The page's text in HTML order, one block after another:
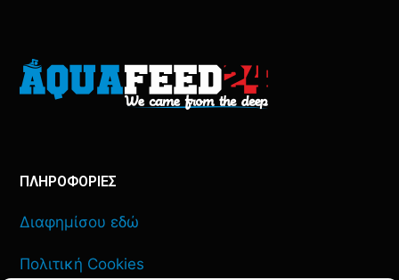
ΠΛΗΡΟΦΟΡΙΕΣ
Διαφημίσου εδώ
Πολιτική Cookies